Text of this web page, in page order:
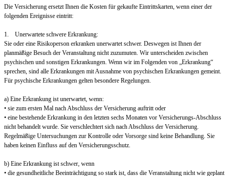
Die Versicherung ersetzt Ihnen die Kosten für gekaufte Eintrittskarten, wenn einer der
folgenden Ereignisse eintritt:
1. Unerwartete schwere Erkrankung:
Sie oder eine Risikoperson erkranken unerwartet schwer. Deswegen ist Ihnen der
planmäßige Besuch der Veranstaltung nicht zuzumuten. Wir unterscheiden zwischen
psychischen und sonstigen Erkrankungen. Wenn wir im Folgenden von „Erkrankung“
sprechen, sind alle Erkrankungen mit Ausnahme von psychischen Erkrankungen gemeint.
Für psychische Erkrankungen gelten besondere Regelungen.
a) Eine Erkrankung ist unerwartet, wenn:
• sie zum ersten Mal nach Abschluss der Versicherung auftritt oder
• eine bestehende Erkrankung in den letzten sechs Monaten vor Versicherungs-Abschluss
nicht behandelt wurde. Sie verschlechtert sich nach Abschluss der Versicherung.
Regelmäßige Untersuchungen zur Kontrolle oder Vorsorge sind keine Behandlung. Sie
haben keinen Einfluss auf den Versicherungsschutz.
b) Eine Erkrankung ist schwer, wenn
• die gesundheitliche Beeinträchtigung so stark ist, dass die Veranstaltung nicht wie geplant